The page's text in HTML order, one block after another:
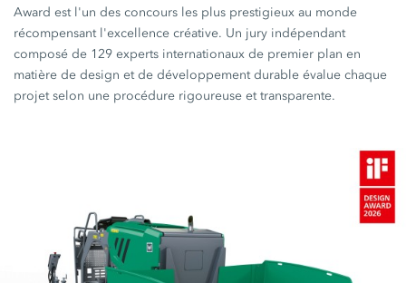
Award est l'un des concours les plus prestigieux au monde
récompensant l'excellence créative. Un jury indépendant
composé de 129 experts internationaux de premier plan en
matière de design et de développement durable évalue chaque
projet selon une procédure rigoureuse et transparente.